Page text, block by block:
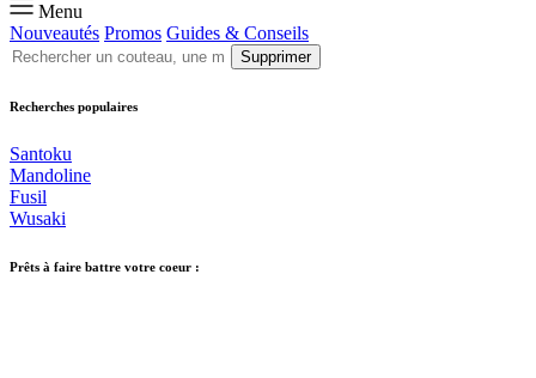
Menu
Nouveautés Promos Guides & Conseils
Supprimer
Recherches populaires
Santoku
Mandoline
Fusil
Wusaki
Prêts à faire battre votre coeur :